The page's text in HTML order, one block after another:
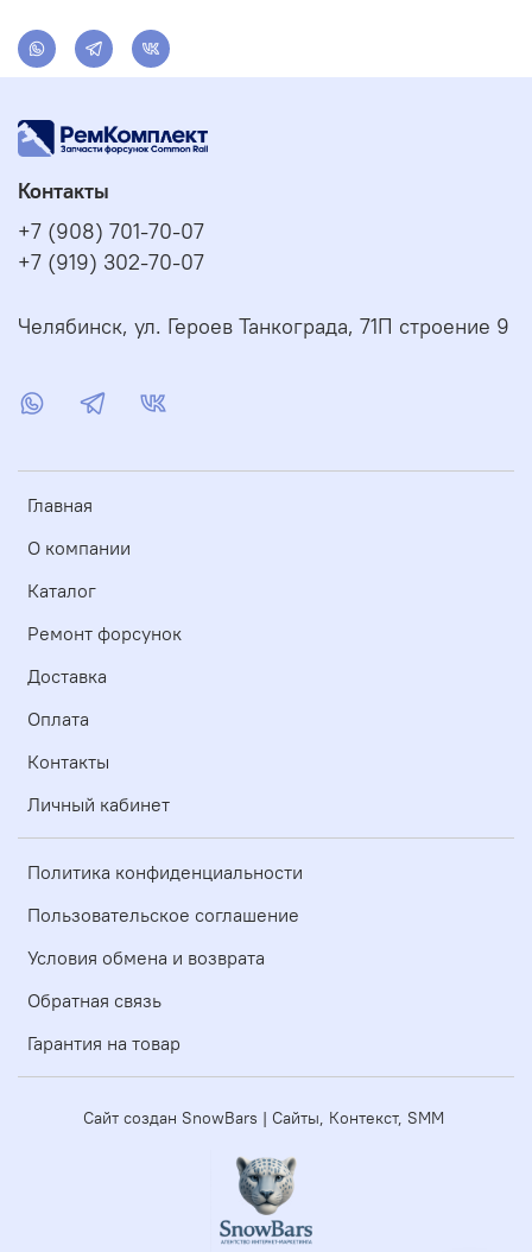
Главная
О компании
Каталог
Ремонт форсунок
Доставка
Оплата
Контакты
Личный кабинет
Политика конфиденциальности
Пользовательское соглашение
Условия обмена и возврата
Обратная связь
Гарантия на товар
Контакты
+7 (908) 701-70-07
+7 (919) 302-70-07
Челябинск, ул. Героев Танкограда, 71П строение 9
Сайт создан SnowBars | Сайты, Контекст, SMM